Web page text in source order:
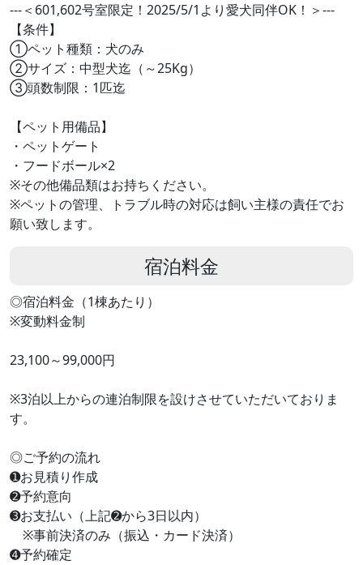
---＜601,602号室限定！2025/5/1より愛犬同伴OK！＞---
【条件】
①ペット種類：犬のみ
②サイズ：中型犬迄（～25Kg）
③頭数制限：1匹迄
【ペット用備品】
・ペットゲート
・フードボール×2
※その他備品類はお持ちください。
※ペットの管理、トラブル時の対応は飼い主様の責任でお
願い致します。
宿泊料金
◎宿泊料金（1棟あたり）
※変動料金制
23,100～99,000円
※3泊以上からの連泊制限を設けさせていただいておりま
す。
◎ご予約の流れ
➊お見積り作成
➋予約意向
➌お支払い（上記➋から3日以内）
※事前決済のみ（振込・カード決済）
➍予約確定